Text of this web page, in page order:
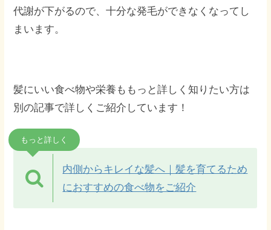
代謝が下がるので、十分な発毛ができなくなってし
まいます。
髪にいい食べ物や栄養ももっと詳しく知りたい方は
別の記事で詳しくご紹介しています！
もっと詳しく
内側からキレイな髪へ｜髪を育てるため
におすすめの食べ物をご紹介